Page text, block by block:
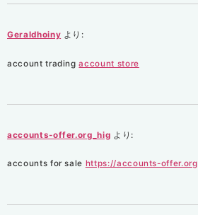
Geraldhoiny より:
account tradingaccount store
accounts-offer.org_hig より:
accounts for sale https://accounts-offer.org